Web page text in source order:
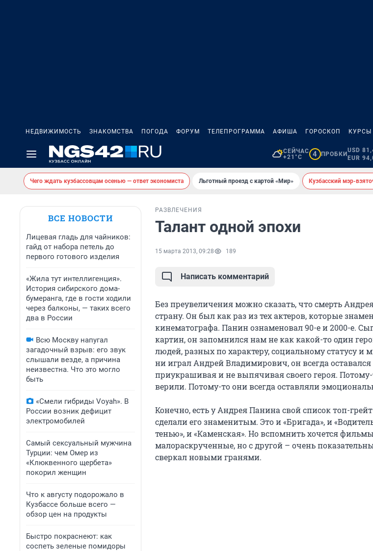
НЕДВИЖИМОСТЬ ЗНАКОМСТВА ПОГОДА ФОРУМ ТЕЛЕПРОГРАММА АФИША ГОРОСКОП КУРСЫ
СЕЙЧАС
+21°C
4 ПРОБКИ
USD
EUR
Чего ждать кузбассовцам осенью — ответ экономиста Льготный проезд с картой «Мир» Кузбасский мэр-
ВСЕ НОВОСТИ
Лицевая гладь для чайников:
гайд от набора петель до
первого готового изделия
«Жила тут интеллигенция».
История сибирского дома-
бумеранга, где в гости ходили
через балконы, — таких всего
два в России
Всю Москву напугал
загадочный взрыв: его звук
слышали везде, а причина
неизвестна. Что это могло
быть
«Смели гибриды Voyah». В
России возник дефицит
электромобилей
Самый сексуальный мужчина
Турции: чем Омер из
«Клюквенного щербета»
покорил женщин
Что к августу подорожало в
Кузбассе больше всего —
обзор цен на продукты
Быстро покраснеют: как
соспеть зеленые помидоры
РАЗВЛЕЧЕНИЯ
Талант одной эпохи
15 марта 2013, 09:28 189
Написать комментарий
Без преувеличения можно сказать, что смерть
страну. Он был как раз из тех актеров, которые
кинематографа. Панин ознаменовал 90-е и 2000-е.
картин, он запомнился нам не как какой-то один
людей, разных по характеру, социальному статусу
ни играл Андрей Владимирович, он всегда оставался
приукрашивая и не выпячивая своего героя.
верили. Потому-то они всегда оставляли
Конечно, есть у Андрея Панина свой список топ-
сделали его знаменитым. Это и «Бригада», и
тенью», и «Каменская». Но вспомнить хочется
малораскрученные, но с другой – очень
сверкал новыми гранями.